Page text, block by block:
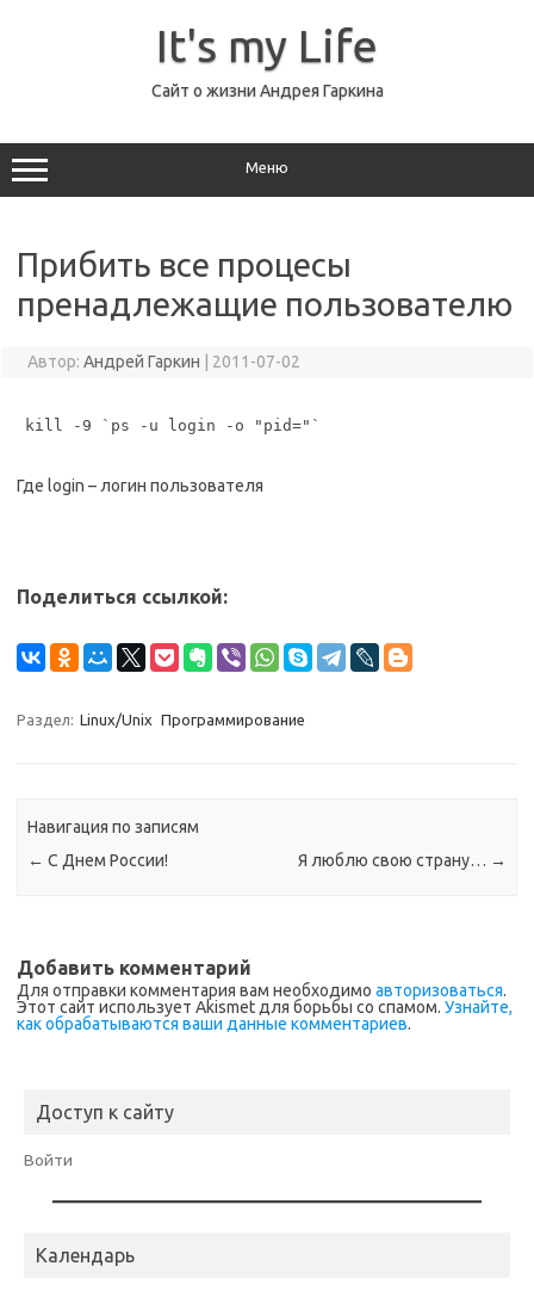
It's my Life
Сайт о жизни Андрея Гаркина
Меню
Прибить все процесы
пренадлежащие пользователю
Автор: Андрей Гаркин 2011-07-02
kill -9 `ps -u login -o "pid="`
Где login – логин пользователя
Поделиться ссылкой:
Раздел: Linux/Unix Программирование
Навигация по записям
← С Днем России! Я люблю свою страну… →
Добавить комментарий
Для отправки комментария вам необходимо авторизоваться.
Этот сайт использует Akismet для борьбы со спамом. Узнайте,
как обрабатываются ваши данные комментариев.
Доступ к сайту
Войти
Календарь